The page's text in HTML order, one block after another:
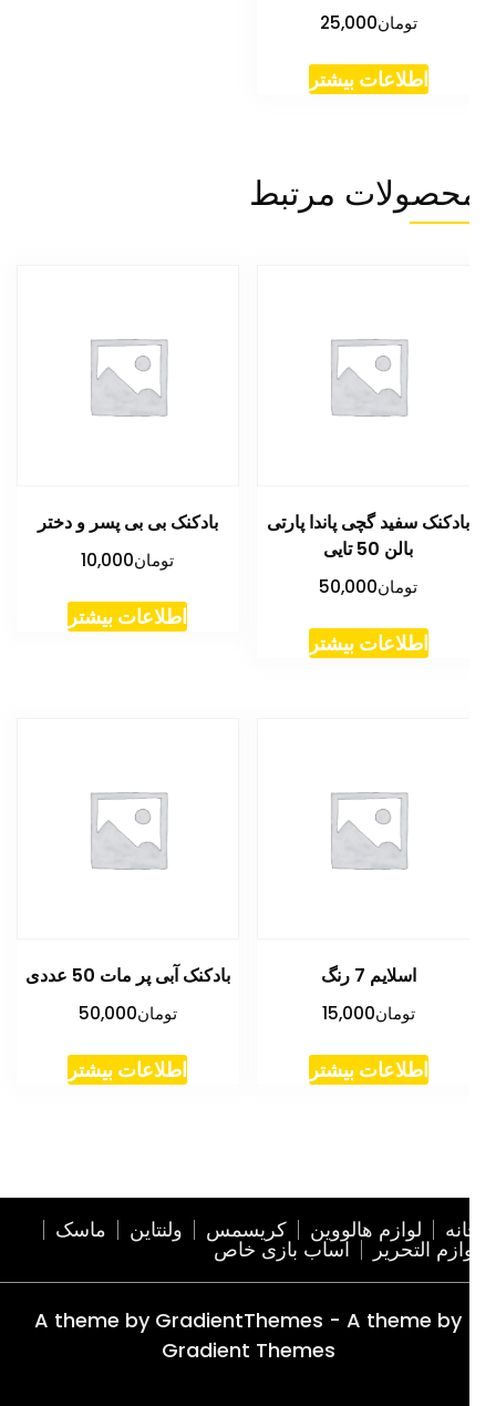
تومان25,000
اطلاعات بیشتر
مرتبط
بادکنک سفید گچی پاندا پارتی
بالن 50 تایی
تومان50,000
اطلاعات بیشتر
بادکنک بی بی پسر و دختر
تومان10,000
اطلاعات بیشتر
اسلایم 7 رنگ
تومان15,000
اطلاعات بیشتر
بادکنک آبی پر مات 50 عددی
تومان50,000
اطلاعات بیشتر
لوازم هالووین کریسمس ولنتاین ماسک
التحریر اساب بازی خاص
A theme by GradientThemes - A theme by
Gradient Themes